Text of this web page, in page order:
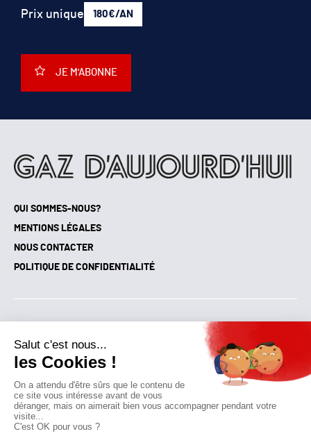
QUI SOMMES-NOUS?
MENTIONS LÉGALES
NOUS CONTACTER
POLITIQUE DE CONFIDENTIALITÉ
Prix unique 180€/AN
JE M'ABONNE